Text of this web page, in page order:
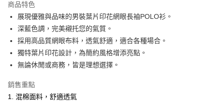
Apple Pay
悠遊付
Google Pay
ATM付款
商品特色
展現優雅與品味的男裝葉片印花網眼長袖POLO衫。
深藍色調，完美襯托您的氣質。
採用高品質網眼布料，透氣舒適，適合各種場合。
獨特葉片印花設計，為簡約風格增添亮點。
無論休閒或商務，皆是理想選擇。
銷售重點
1. 混棉面料，舒適透氣